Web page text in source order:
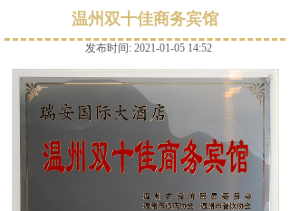
温州双十佳商务宾馆
发布时间: 2021-01-05 14:52